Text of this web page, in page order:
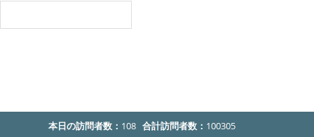
本日の訪問者数： 108 合計訪問者数： 100305